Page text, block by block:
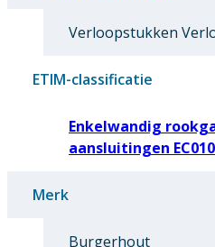
Verloopstukken
ETIM-classificatie
Enkelwandig
aansluitingen
Merk
Burgerhout